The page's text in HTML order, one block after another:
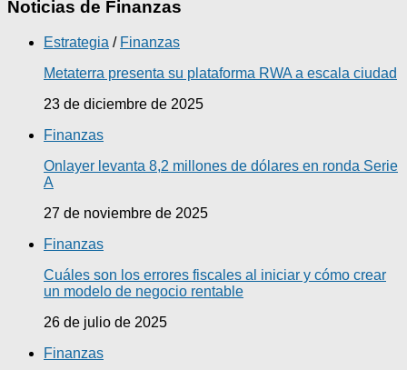
Noticias de Finanzas
Estrategia / Finanzas
Metaterra presenta su plataforma RWA a escala ciudad
23 de diciembre de 2025
Finanzas
Onlayer levanta 8,2 millones de dólares en ronda Serie
A
27 de noviembre de 2025
Finanzas
Cuáles son los errores fiscales al iniciar y cómo crear
un modelo de negocio rentable
26 de julio de 2025
Finanzas